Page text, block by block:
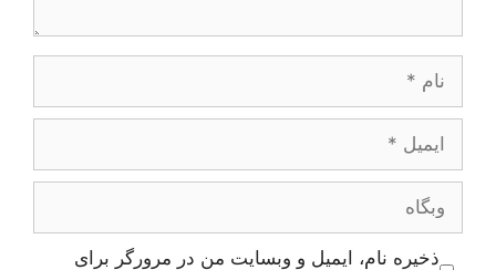
وبگاه
ذخیره نام، ایمیل و وبسایت من در مرورگر برای